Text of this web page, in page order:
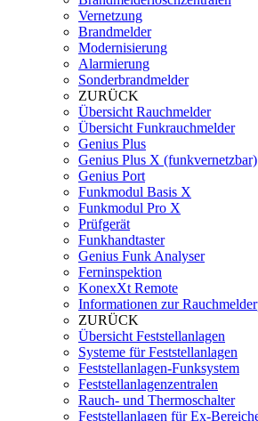
Vernetzung
Brandmelder
Modernisierung
Alarmierung
Sonderbrandmelder
ZURÜCK
Übersicht Rauchmelder
Übersicht Funkrauchmelder
Genius Plus
Genius Plus X (funkvernetzbar)
Genius Port
Funkmodul Basis X
Funkmodul Pro X
Prüfgerät
Funkhandtaster
Genius Funk Analyser
Ferninspektion
KonexXt Remote
Informationen zur
ZURÜCK
Übersicht Feststellanlagen
Systeme für Feststellanlagen
Feststellanlagen-Funksystem
Feststellanlagenzentralen
Rauch- und Thermoschalter
Feststellanlagen für Ex-